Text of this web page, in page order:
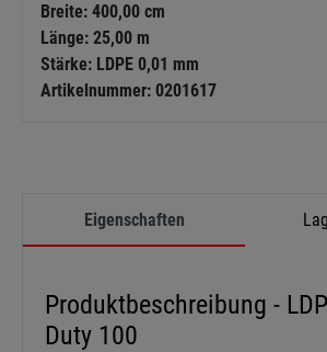
Breite: 400,00 cm
Länge: 25,00 m
Stärke: LDPE 0,01 mm
Artikelnummer: 0201617
Eigenschaften
Produktbeschreibung -
Duty 100